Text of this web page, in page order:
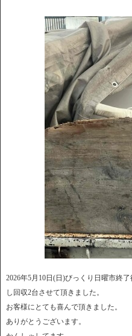
2026年5月10日(日)びっくり日曜市終
し回収2台させて頂きました。
お客様にとても喜んで頂きました。
ありがとうございます。